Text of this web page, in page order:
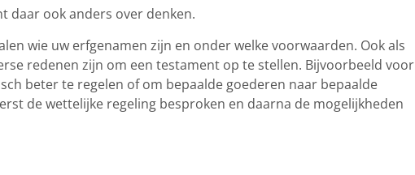
daar ook anders over denken.
wie uw erfgenamen zijn en onder welke voorwaarden. Ook als
redenen zijn om een testament op te stellen. Bijvoorbeeld voor
beter te regelen of om bepaalde goederen naar bepaalde
de wettelijke regeling besproken en daarna de mogelijkheden